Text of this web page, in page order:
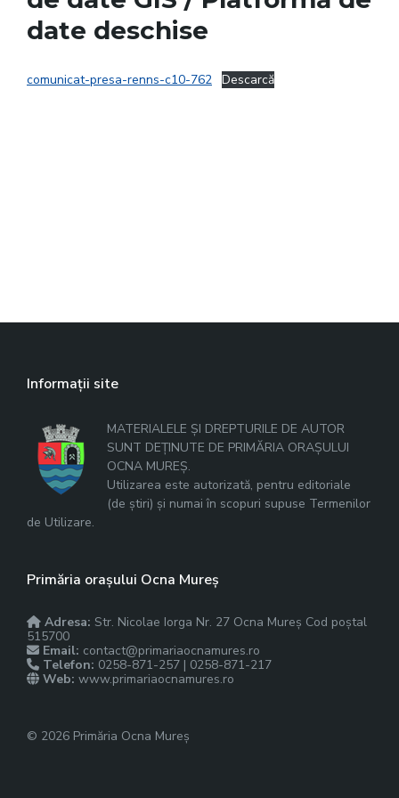
date deschise
comunicat-presa-renns-c10-762 Descarcă
Informații site
MATERIALELE ȘI DREPTURILE DE AUTOR
SUNT DEȚINUTE DE PRIMĂRIA ORAȘULUI
OCNA MUREȘ.
Utilizarea este autorizată, pentru editoriale
(de știri) și numai în scopuri supuse Termenilor
de Utilizare.
Primăria orașului Ocna Mureș
Adresa: Str. Nicolae Iorga Nr. 27 Ocna Mureș Cod poștal
515700
Email: contact@primariaocnamures.ro
Telefon: 0258-871-257 | 0258-871-217
Web: www.primariaocnamures.ro
© 2026 Primăria Ocna Mureș